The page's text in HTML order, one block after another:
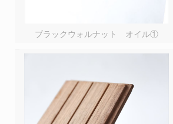
ブラックウォルナット オイル①